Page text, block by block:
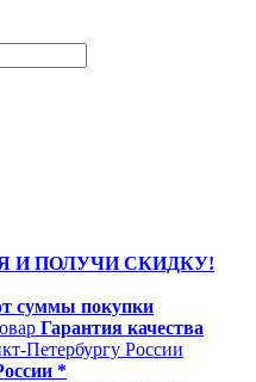
И ПОЛУЧИ СКИДКУ!
суммы покупки
Гарантия качества
*